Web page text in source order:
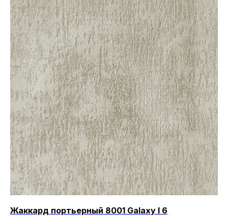
Жаккард портьерный 8001 Galaxy I 6